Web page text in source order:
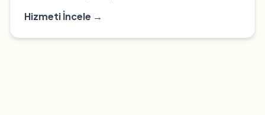
Hizmeti İncele →